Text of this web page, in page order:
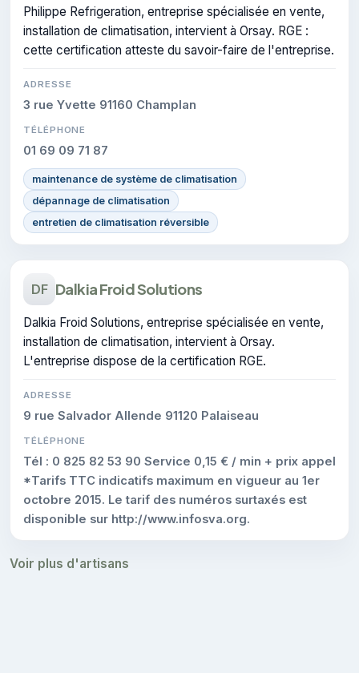
Philippe Refrigeration, entreprise spécialisée en vente,
installation de climatisation, intervient à Orsay. RGE :
cette certification atteste du savoir-faire de l'entreprise.
ADRESSE
3 rue Yvette 91160 Champlan
TÉLÉPHONE
01 69 09 71 87
maintenance de système de climatisation
dépannage de climatisation
entretien de climatisation réversible
DF Dalkia Froid Solutions
Dalkia Froid Solutions, entreprise spécialisée en vente,
installation de climatisation, intervient à Orsay.
L'entreprise dispose de la certification RGE.
ADRESSE
9 rue Salvador Allende 91120 Palaiseau
TÉLÉPHONE
Tél : 0 825 82 53 90 Service 0,15 € / min + prix appel
*Tarifs TTC indicatifs maximum en vigueur au 1er
octobre 2015. Le tarif des numéros surtaxés est
disponible sur http://www.infosva.org.
Voir plus d'artisans